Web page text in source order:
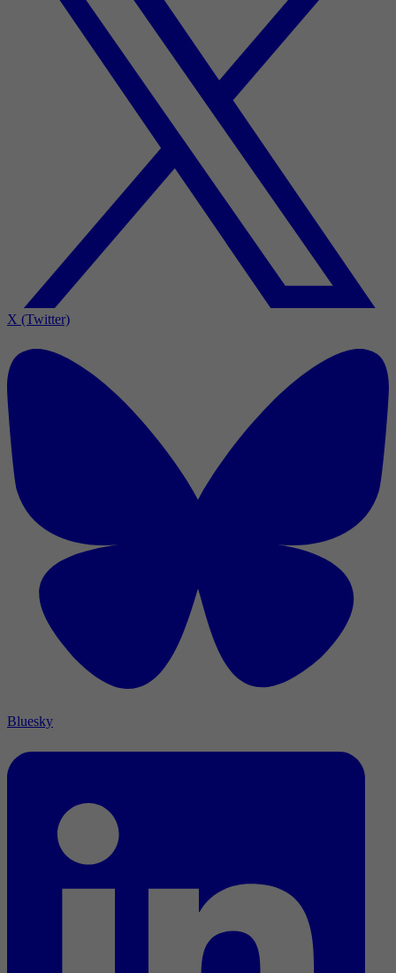
X (Twitter)
Bluesky